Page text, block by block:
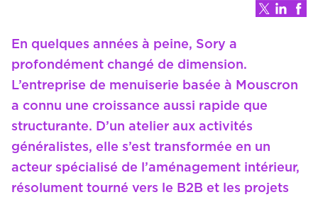
En quelques années à peine, Sory a
profondément changé de dimension.
L’entreprise de menuiserie basée à Mouscron
a connu une croissance aussi rapide que
structurante. D’un atelier aux activités
généralistes, elle s’est transformée en un
acteur spécialisé de l’aménagement intérieur,
résolument tourné vers le B2B et les projets